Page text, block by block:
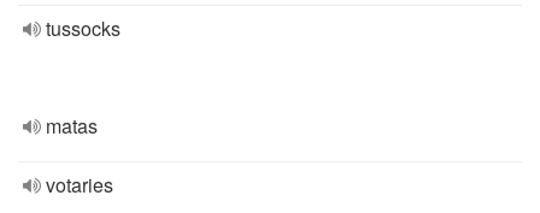
tussocks
matas
votaries